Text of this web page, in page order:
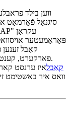
פּאַראַמעטער
פארקערט, קענט איר זיי איבערקערן ווידער צו סאָלווע די פּראָבלעם.
LVDS קאַבלאיז ערנסט
וואס איר באשטימט